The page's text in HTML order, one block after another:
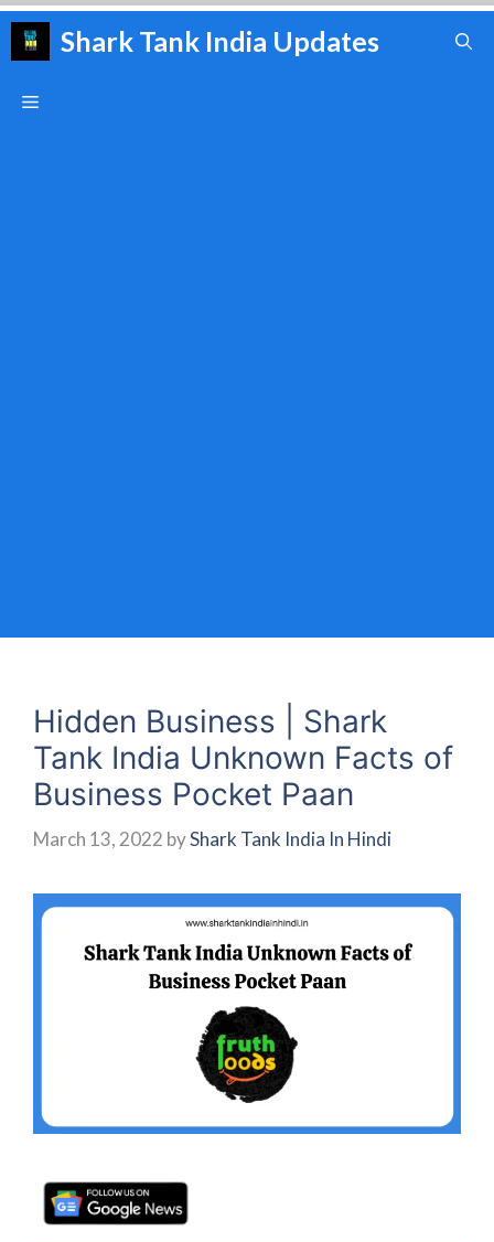
Skip
Shark Tank India Updates
Menu
Hidden Business | Shark
Tank India Unknown Facts of
Business Pocket Paan
March 13, 2022 byShark Tank India In Hindi